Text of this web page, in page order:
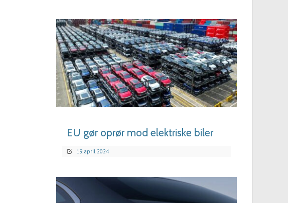
LÆS MERE
EU gør oprør mod elektriske biler
19. april 2024